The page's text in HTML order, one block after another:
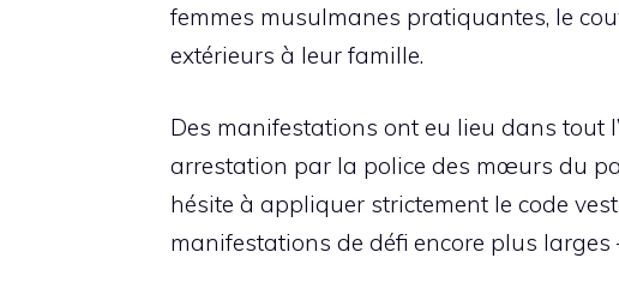
femmes musulmanes pratiquantes, le
extérieurs à leur famille.
Des manifestations ont eu lieu dans tout
arrestation par la police des mœurs du
hésite à appliquer strictement le code
manifestations de défi encore plus